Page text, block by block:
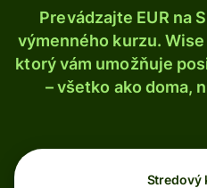
Prevádzajte EUR na
výmenného kurzu.
ktorý vám umožňuje
– všetko ako doma,
Stredový